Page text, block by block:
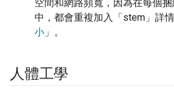
空間和網路頻寬，因為在每個
中，都會重複加入「stem」詳
小 」。
人體工學